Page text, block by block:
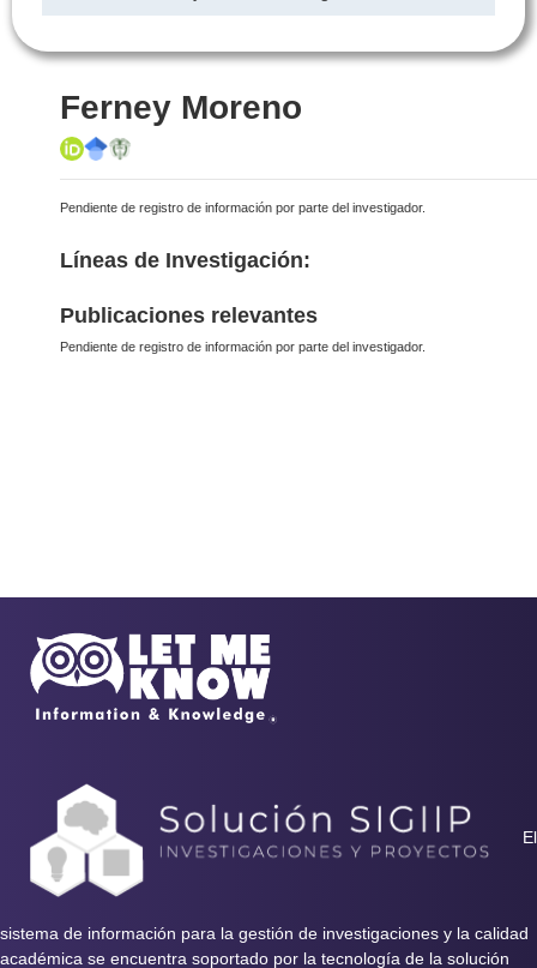
Ferney Moreno
Pendiente de registro de información por parte del investigador.
Líneas de Investigación:
Publicaciones relevantes
Pendiente de registro de información por parte del investigador.
El
sistema de información para la gestión de investigaciones y la calidad
académica se encuentra soportado por la tecnología de la solución